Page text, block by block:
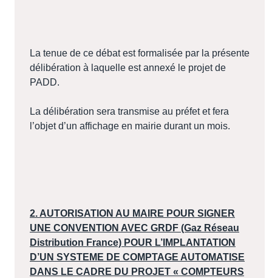
La tenue de ce débat est formalisée par la présente
délibération à laquelle est annexé le projet de
PADD.
La délibération sera transmise au préfet et fera
l’objet d’un affichage en mairie durant un mois.
2. AUTORISATION AU MAIRE POUR SIGNER
UNE CONVENTION AVEC GRDF (Gaz Réseau
Distribution France) POUR L’IMPLANTATION
D’UN SYSTEME DE COMPTAGE AUTOMATISE
DANS LE CADRE DU PROJET « COMPTEURS